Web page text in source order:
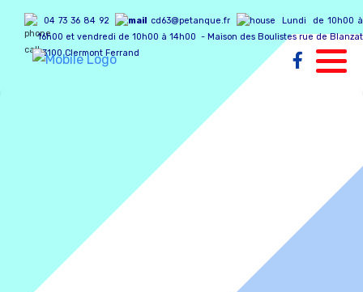
04 73 36 84 92 cd63@petanque.fr
Lundi de 10h00 à
16h00 et vendredi de 10h00 à 14h00 - Maison des Boulistes rue de Blanzat
63100 Clermont Ferrand